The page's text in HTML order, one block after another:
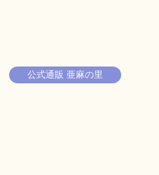
公式通販 亜麻の里